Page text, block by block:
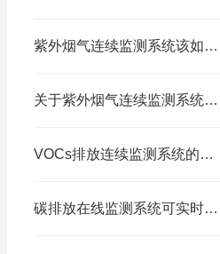
紫外烟气连续监测系统该如何安装与调试？
关于紫外烟气连续监测系统，三分钟您就懂
VOCs排放连续监测系统的工作原理基于连续采样和实时分析
碳排放在线监测系统可实时监测和记录工业能源中的碳排放量